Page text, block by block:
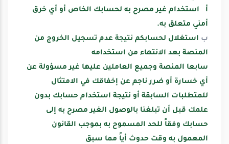
أ
استخدام غير مصرح به لحسابك الخاص أو أي خرق
أمني متعلق به.
ب استغلال لحسابكم نتيجة عدم تسجيل الخروج من
المنصة بعد الانتهاء من استخدامه
سابعا المنصة وجميع العاملين عليها غير مسؤولة عن
أي خسارة أو ضرر ناجم عن إخفاقك في الامتثال
للمتطلبات السابقة أو نتيجة استخدام حسابك بدون
علمك قبل أن تبلغنا بالوصول الغير مصرح به إلى
حسابك وفقاً للحد المسموح به بموجب القانون
المعمول به وقت حدوث أياً مما سبق